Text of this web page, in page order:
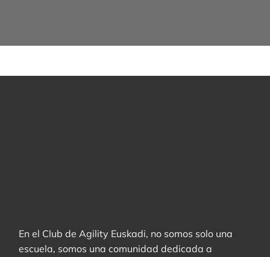
En el Club de Agility Euskadi, no somos solo una
escuela, somos una comunidad dedicada a